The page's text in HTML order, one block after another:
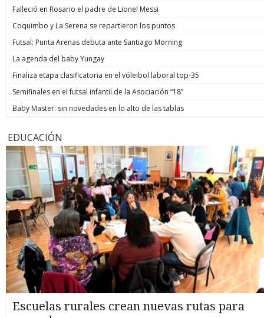
Falleció en Rosario el padre de Lionel Messi
Coquimbo y La Serena se repartieron los puntos
Futsal: Punta Arenas debuta ante Santiago Morning
La agenda del baby Yungay
Finaliza etapa clasificatoria en el vóleibol laboral top-35
Semifinales en el futsal infantil de la Asociación “18”
Baby Master: sin novedades en lo alto de las tablas
EDUCACIÓN
Escuelas rurales crean nuevas rutas para